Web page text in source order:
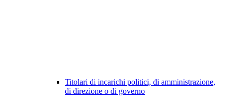
Titolari di incarichi politici, di amministrazione,
di direzione o di governo